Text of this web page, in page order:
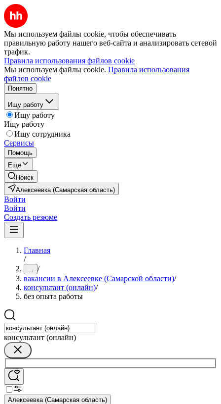
Мы используем файлы cookie, чтобы обеспечивать
правильную работу нашего веб-сайта и анализировать сетевой
трафик.
Правила использования файлов cookie
Мы используем файлы cookie. Правила использования
файлов cookie
Понятно
Ищу работу
Ищу работу
Ищу работу
Ищу сотрудника
Сервисы
Помощь
Ещё
Поиск
Алексеевка (Самарская область)
Войти
Войти
Создать резюме
Главная
/
... /
вакансии в Алексеевке (Самарской области)/
консультант (онлайн)/
без опыта работы
консультант (онлайн)
Алексеевка (Самарская область)